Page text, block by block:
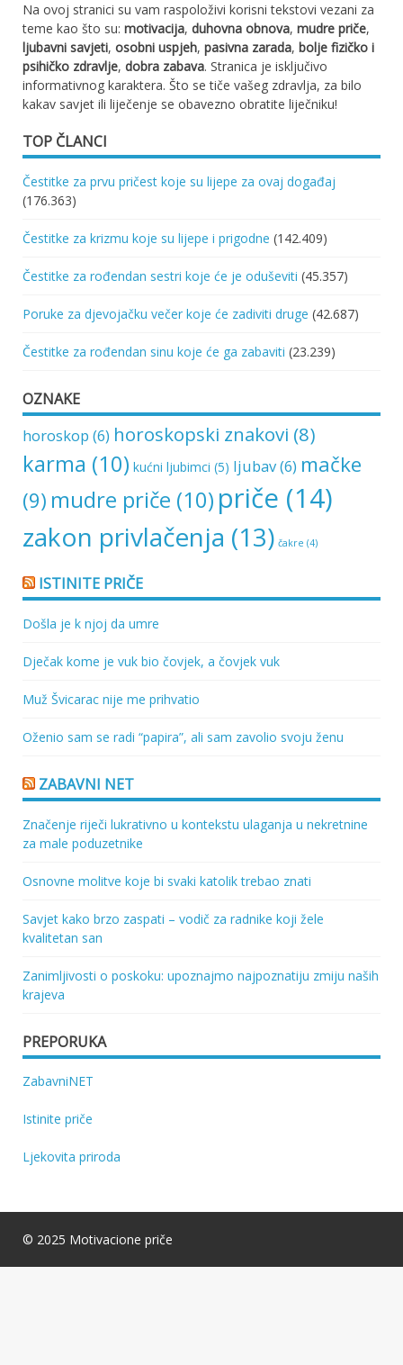
Na ovoj stranici su vam raspoloživi korisni tekstovi vezani za
teme kao što su: motivacija, duhovna obnova, mudre priče,
ljubavni savjeti, osobni uspjeh, pasivna zarada, bolje fizičko i
psihičko zdravlje, dobra zabava. Stranica je isključivo
informativnog karaktera. Što se tiče vašeg zdravlja, za bilo
kakav savjet ili liječenje se obavezno obratite liječniku!
TOP ČLANCI
Čestitke za prvu pričest koje su lijepe za ovaj događaj
(176.363)
Čestitke za krizmu koje su lijepe i prigodne (142.409)
Čestitke za rođendan sestri koje će je oduševiti (45.357)
Poruke za djevojačku večer koje će zadiviti druge (42.687)
Čestitke za rođendan sinu koje će ga zabaviti (23.239)
OZNAKE
horoskop (6) horoskopski znakovi (8)
karma (10) kućni ljubimci (5) ljubav(6) mačke
(9) mudre priče (10) priče (14)
zakon privlačenja (13) čakre (4)
ISTINITE PRIČE
Došla je k njoj da umre
Dječak kome je vuk bio čovjek, a čovjek vuk
Muž Švicarac nije me prihvatio
Oženio sam se radi “papira”, ali sam zavolio svoju ženu
ZABAVNI NET
Značenje riječi lukrativno u kontekstu ulaganja u nekretnine
za male poduzetnike
Osnovne molitve koje bi svaki katolik trebao znati
Savjet kako brzo zaspati – vodič za radnike koji žele
kvalitetan san
Zanimljivosti o poskoku: upoznajmo najpoznatiju zmiju naših
krajeva
PREPORUKA
ZabavniNET
Istinite priče
Ljekovita priroda
© 2025 Motivacione priče